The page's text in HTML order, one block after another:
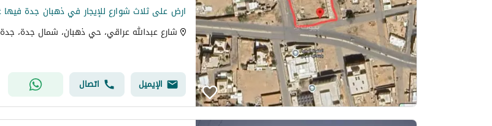
شارع عبدالله عراقي، حي ذهبان، شمال جدة، جدة
الإيميل اتصال